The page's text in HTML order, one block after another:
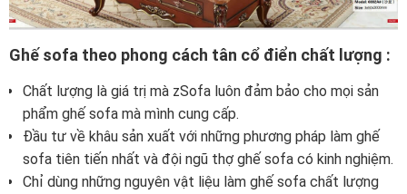
Ghế sofa theo phong cách tân cổ điển chất lượng :
Chất lượng là giá trị mà zSofa luôn đảm bảo cho mọi sản
phẩm ghế sofa mà mình cung cấp.
Đầu tư về khâu sản xuất với những phương pháp làm ghế
sofa tiên tiến nhất và đội ngũ thợ ghế sofa có kinh nghiệm.
Chỉ dùng những nguyên vật liệu làm ghế sofa chất lượng